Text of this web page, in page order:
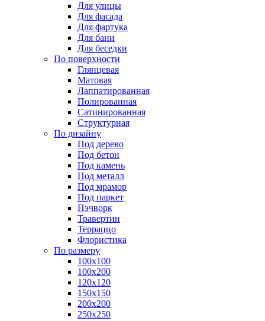
Для улицы
Для фасада
Для фартука
Для бани
Для беседки
По поверхности
Глянцевая
Матовая
Лаппатированная
Полированная
Сатинированная
Структурная
По дизайну
Под дерево
Под бетон
Под камень
Под металл
Под мрамор
Под паркет
Пэчворк
Травертин
Терраццо
Флористика
По размеру
100х100
100х200
120х120
150х150
200х200
250х250